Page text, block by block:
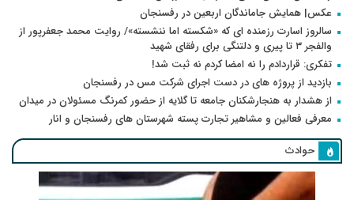
عکس| همایش جاماندگان اربعین در رفسنجان
سالروز اسارت رزمنده ای که «شکسته اما ننشسته»/ روایت محمد جعفرپور از
والفجر ۳ تا پیری و دلتنگی برای رفقای شهید
تفکری: قراردادم را نه امضا کردم نه ثبت شد!
بازدید از پروژه های در دست اجرای شرکت مس در رفسنجان
از هشدار به هنجارشکنان جامعه تا گلایه از حضور کمرنگ مسئولان در میدان
معرفی فعالین و مشاهیر تجارت پسته شهرستان های رفسنجان و انار
حوادث